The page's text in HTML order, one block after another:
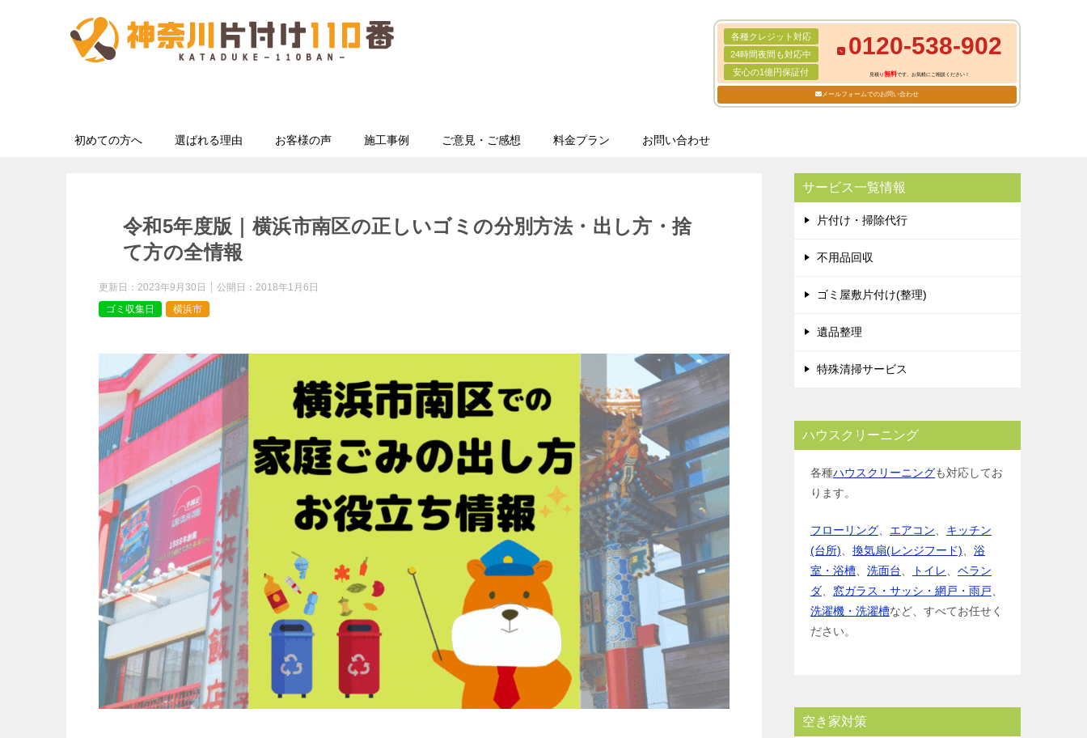
各種クレジット対応
24時間夜間も対応中
安心の1億円保証付
0120-538-902
見積り無料です。お気軽にご相談ください！
メールフォームでのお問い合わせ
初めての方へ 選ばれる理由 お客様の声 施工事例 ご意見・ご感想 料金プラン お問い合わせ
令和5年度版｜横浜市南区の正しいゴミの分別方法・出し方・捨
て方の全情報
更新日： 2023年9月30日 公開日： 2018年1月6日
ゴミ収集日
横浜市
サービス一覧情報
片付け・掃除代行
不用品回収
ゴミ屋敷片付け(整理)
遺品整理
特殊清掃サービス
ハウスクリーニング
各種ハウスクリーニングも対応してお
ります。
フローリング エアコン
キッチン
(台所)
換気扇(レンジフード)
浴
室・浴槽
洗面台 トイレ
ベラン
ダ
窓ガラス・サッシ・網戸・雨戸
洗濯機・洗濯槽など、すべてお任せく
ださい。
空き家対策